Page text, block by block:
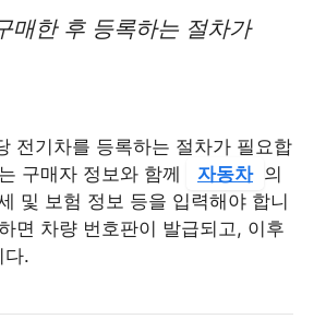
매한 후 등록하는 절차가
전기차를 등록하는 절차가 필요합
구매자 정보와 함께
자동차 의
및 보험 정보 등을 입력해야 합니
면 차량 번호판이 발급되고, 이후
다.